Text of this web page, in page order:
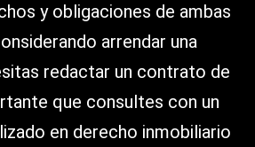
y obligaciones de ambas
arrendar una
redactar un contrato de
que consultes con un
en derecho inmobiliario